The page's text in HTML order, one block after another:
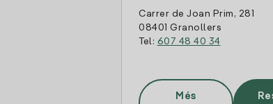
Carrer de Joan Prim, 281
08401 Granollers
Tel: 607 48 40 34
Més